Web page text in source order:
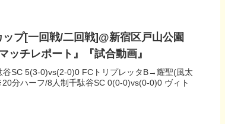
ップ[一回戦/二回戦]@新宿区戸山公園
ッチレポート』『試合動画』
5(3-0)vs(2-0)0 FCトリプレッタB→耀聖(風太
分ハーフ/8人制千駄谷SC 0(0-0)vs(0-0)0 ヴィト